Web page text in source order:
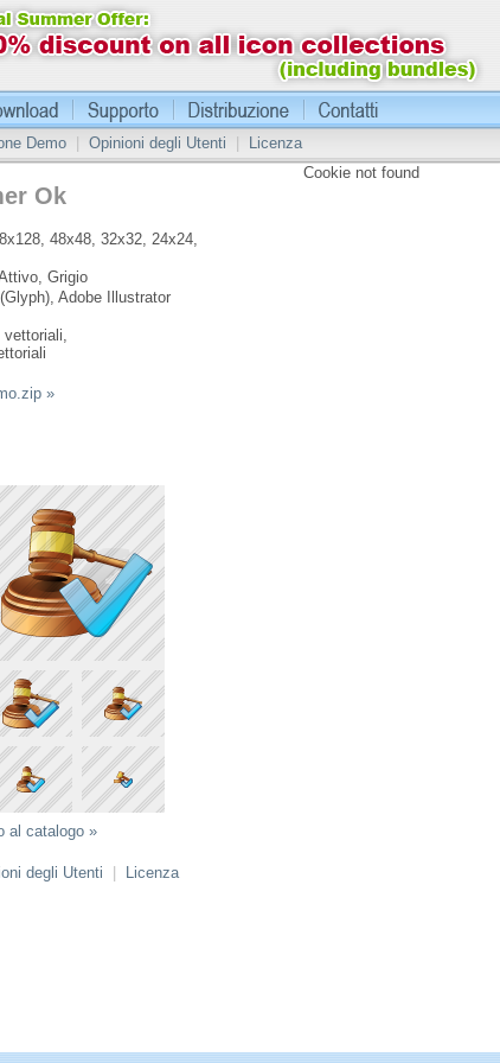
Demo Opinioni degli Utenti Licenza
Ok
48x48, 32x32, 24x24,
Grigio
Adobe Illustrator
vettoriali,
»
al catalogo »
degli Utenti Licenza
Cookie not found